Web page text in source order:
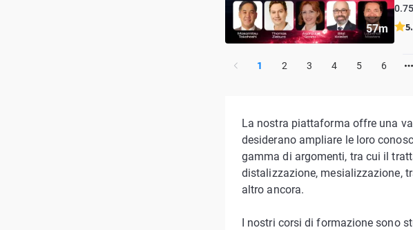
57m
1 2 3 4 5 6
La nostra piattaforma offre una
desiderano ampliare le loro
gamma di argomenti, tra cui il
distalizzazione, mesializzazione,
altro ancora.
I nostri corsi di formazione sono